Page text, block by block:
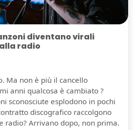
diventano virali
radio
Ma non è più il cancello
anni qualcosa è cambiato ?
sconosciute esplodono in pochi
discografico raccolgono
radio? Arrivano dopo, non prima.